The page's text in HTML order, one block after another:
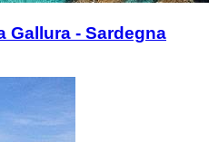
Gallura - Sardegna